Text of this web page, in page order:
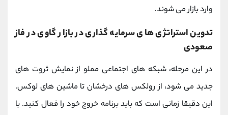
وارد بازار می ‌شوند.
تدوین استراتژی ‌های سرمایه گذاری در بازار گاوی در فاز
صعودی
در این مرحله، شبکه ‌های اجتماعی مملو از نمایش ثروت ‌های
جدید می ‌شود، از رولکس ‌های درخشان تا ماشین ‌های لوکس.
این دقیقا زمانی است که باید برنامه خروج خود را فعال کنید. با